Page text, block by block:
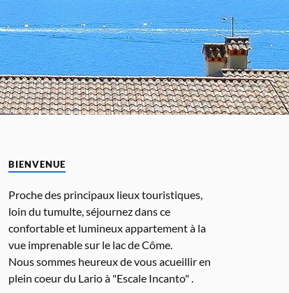
BIENVENUE
Proche des principaux lieux touristiques,
loin du tumulte, séjournez dans ce
confortable et lumineux appartement à la
vue imprenable sur le lac de Côme.
Nous sommes heureux de vous acueillir en
plein coeur du Lario à "Escale Incanto" .